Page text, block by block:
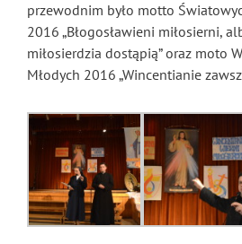
przewodnim było motto
2016 „Błogosławieni miłosierni,
miłosierdzia dostąpią” oraz moto
Młodych 2016 „Wincentianie